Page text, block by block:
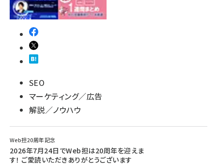
SEO
マーケティング／広告
解説／ノウハウ
Web担20周年記念
2026年7月24日でWeb担は20周年を迎えま
す！ ご愛読いただきありがとうございます